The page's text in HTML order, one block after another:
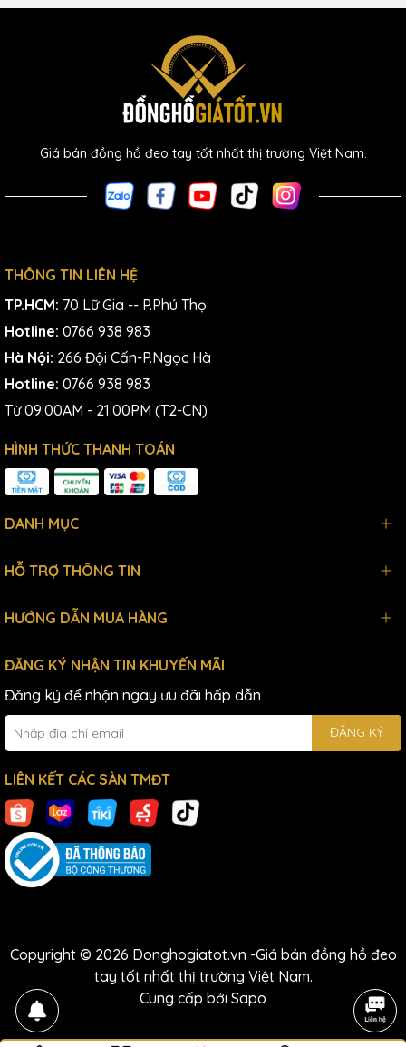
Giá bán đồng hồ đeo tay tốt nhất thị trường Việt Nam.
THÔNG TIN LIÊN HỆ
TP.HCM: 70 Lữ Gia -- P.Phú Thọ
Hotline: 0766 938 983
Hà Nội: 266 Đội Cấn-P.Ngọc Hà
Hotline: 0766 938 983
Từ 09:00AM - 21:00PM (T2-CN)
HÌNH THỨC THANH TOÁN
DANH MỤC
HỖ TRỢ THÔNG TIN
HƯỚNG DẪN MUA HÀNG
ĐĂNG KÝ NHẬN TIN KHUYẾN MÃI
Đăng ký để nhận ngay ưu đãi hấp dẫn
ĐĂNG KÝ
LIÊN KẾT CÁC SÀN TMĐT
Copyright © 2026 Donghogiatot.vn -Giá bán đồng hồ đeo
tay tốt nhất thị trường Việt Nam.
Cung cấp bởi Sapo